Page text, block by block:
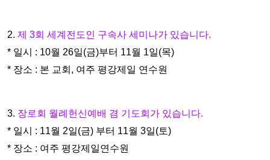
2. 제 3회 세계전도인 구속사 세미나가 있습니다.
* 일시 : 10월 26일(금)부터 11월 1일(목)
* 장소 : 본 교회, 여주 평강제일 연수원
3. 장로회 월례헌신예배 겸 기도회가 있습니다.
* 일시 : 11월 2일(금) 부터 11월 3일(토)
* 장소 : 여주 평강제일연수원